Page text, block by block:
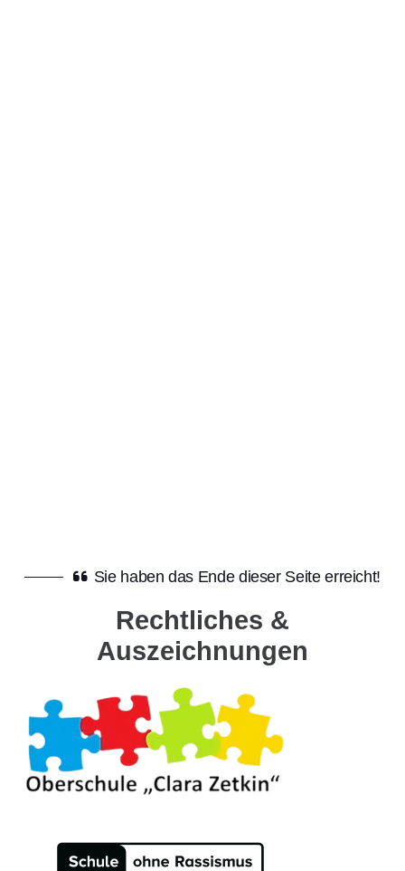
Sie haben das Ende dieser Seite erreicht!
Rechtliches &
Auszeichnungen